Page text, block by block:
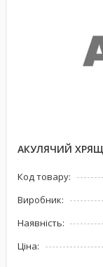
АКУЛЯЧИЙ
Код товару:
Виробник:
Наявність:
Ціна: